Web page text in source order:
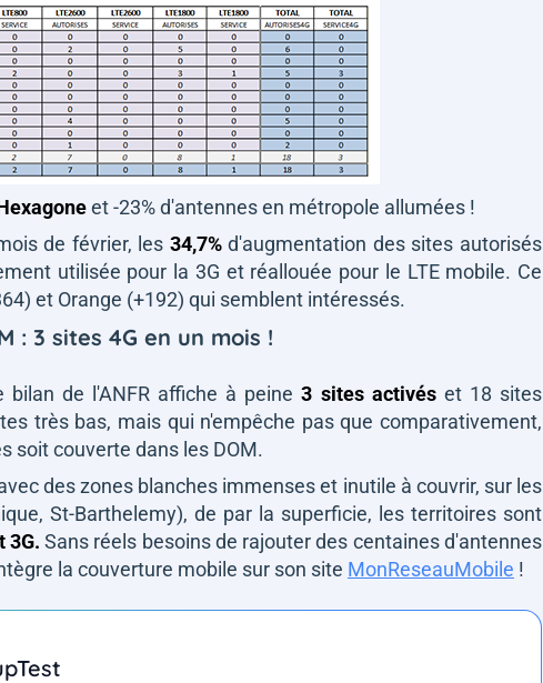
et -23% d'antennes en métropole allumées !
de février, les 34,7%d'augmentation des sites autorisés
utilisée pour la 3G et réallouée pour le LTE mobile. Ce
et Orange (+192) qui semblent intéressés.
: 3 sites 4G en un mois !
bilan de l'ANFR affiche à peine3 sites activéset 18 sites
très bas, mais qui n'empêche pas que comparativement,
soit couverte dans les DOM.
des zones blanches immenses et inutile à couvrir, sur les
St-Barthelemy), de par la superficie, les territoires sont
3G. Sans réels besoins de rajouter des centaines d'antennes
la couverture mobile sur son site MonReseauMobile !